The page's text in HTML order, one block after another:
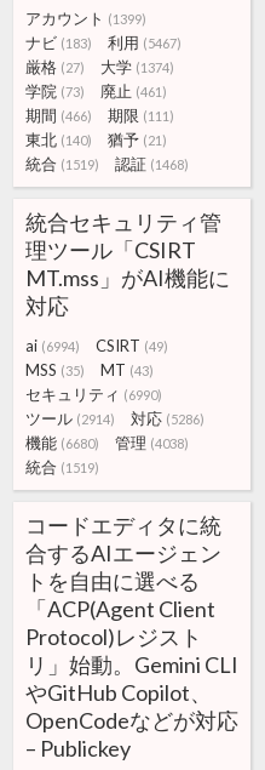
アカウント (1399)
ナビ (183) 利用 (5467)
厳格 (27) 大学 (1374)
学院 (73) 廃止 (461)
期間 (466) 期限 (111)
東北 (140) 猶予 (21)
統合 (1519) 認証 (1468)
統合セキュリティ管
理ツール「CSIRT
MT.mss」がAI機能に
対応
ai (6994) CSIRT (49)
MSS (35) MT (43)
セキュリティ (6990)
ツール (2914) 対応 (5286)
機能 (6680) 管理 (4038)
統合 (1519)
コードエディタに統
合するAIエージェン
トを自由に選べる
「ACP(Agent Client
Protocol)レジスト
リ」始動。Gemini CLI
やGitHub Copilot、
OpenCodeなどが対応
– Publickey